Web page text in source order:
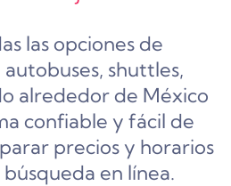
las opciones de
shuttles,
alrededor de México
confiable y fácil de
precios y horarios
en línea.